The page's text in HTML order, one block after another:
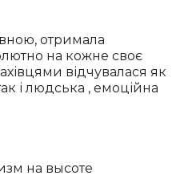
отримала
на кожне своє
відчувалася як
і людська , емоційна
на высоте